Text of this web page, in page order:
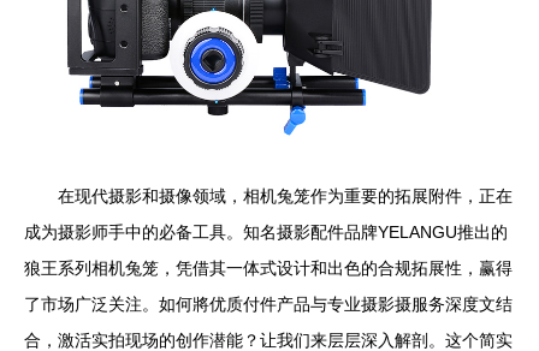
在现代摄影和摄像领域，相机兔笼作为重要的拓展附件，正在
成为摄影师手中的必备工具。知名摄影配件品牌YELANGU推出的
狼王系列相机兔笼，凭借其一体式设计和出色的合规拓展性，赢得
了市场广泛关注。如何將优质付件产品与专业摄影摄服务深度文结
合，激活实拍现场的创作潜能？让我们来层层深入解剖。这个简实